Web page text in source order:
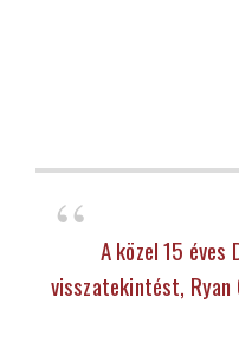
A közel 15
visszatekintést, Ryan